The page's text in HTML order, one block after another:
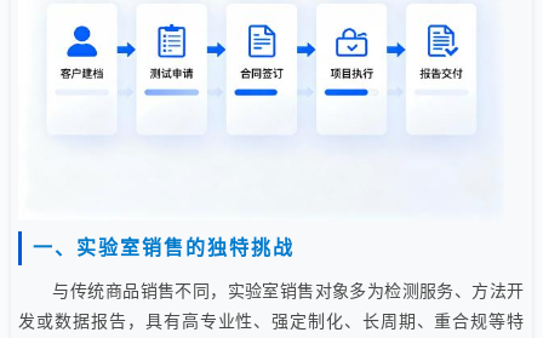
一、实验室销售的独特挑战
与传统商品销售不同，实验室销售对象多为检测服务、方法开
发或数据报告，具有高专业性、强定制化、长周期、重合规等特